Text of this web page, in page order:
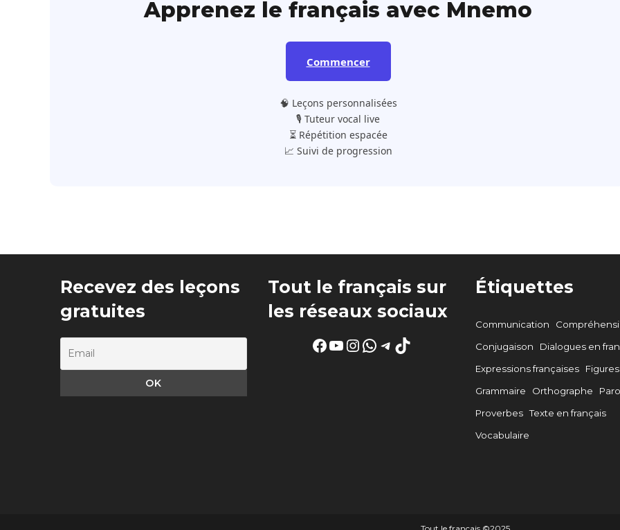
Apprenez le français avec Mnemo
Commencer
🧠 Leçons personnalisées
🎙️ Tuteur vocal live
⏳ Répétition espacée
📈 Suivi de progression
Recevez des leçons
gratuites
Tout le français sur
les réseaux sociaux
Facebook
YouTube
Instagram
WhatsApp
Telegram
TikTok
Étiquettes
Communication
Conjugaison
Dialogues en
Expressions françaises
Grammaire
Orthographe
Proverbes Texte en français
Vocabulaire